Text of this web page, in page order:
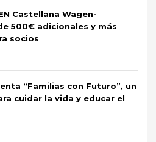
Castellana Wagen-
500€ adicionales y más
socios
“Familias con Futuro”, un
cuidar la vida y educar el